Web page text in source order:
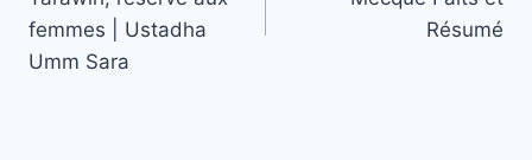
l’article
femmes | Ustadha
Umm Sara
Résumé